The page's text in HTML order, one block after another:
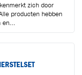
zich door
producten hebben
en...